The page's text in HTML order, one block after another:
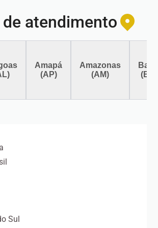
de atendimento
Amapá
(AP)
Amazonas
(AM)
(BA)
Sul